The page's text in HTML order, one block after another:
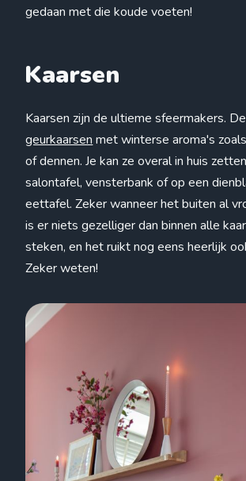
gedaan met die koude voeten!
Kaarsen
Kaarsen zijn de ultieme sfeermakers.
geurkaarsen met winterse aroma's
of dennen. Je kan ze overal in huis
salontafel, vensterbank of op een
eettafel. Zeker wanneer het buiten al
is er niets gezelliger dan binnen alle
steken, en het ruikt nog eens heerlijk
Zeker weten!